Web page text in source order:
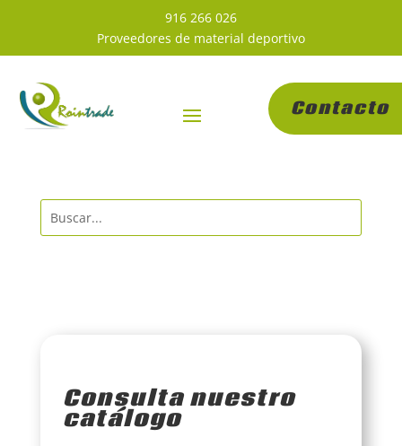
916 266 026
Proveedores de material deportivo
Contacto
Consulta nuestro
catálogo